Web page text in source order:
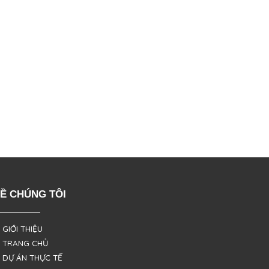
CHÚNG TÔI
THIỆU
CHỦ
ÁN THỰC TẾ